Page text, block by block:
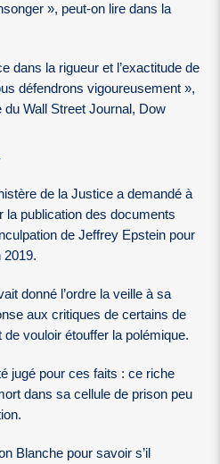
», peut-on lire dans la
dans la rigueur et l’exactitude de
défendrons vigoureusement »,
du Wall Street Journal, Dow
de la Justice a demandé à
la publication des documents
de Jeffrey Epstein pour
2019.
donné l’ordre la veille à sa
aux critiques de certains de
vouloir étouffer la polémique.
jugé pour ces faits : ce riche
dans sa cellule de prison peu
Blanche pour savoir s’il